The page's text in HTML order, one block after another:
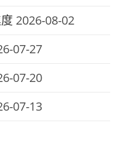
2026-08-02
07-27
07-20
07-13